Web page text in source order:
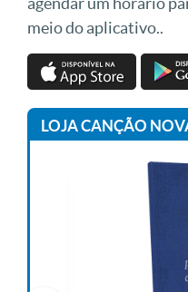
meio do aplicativo..
LOJA CANÇÃO